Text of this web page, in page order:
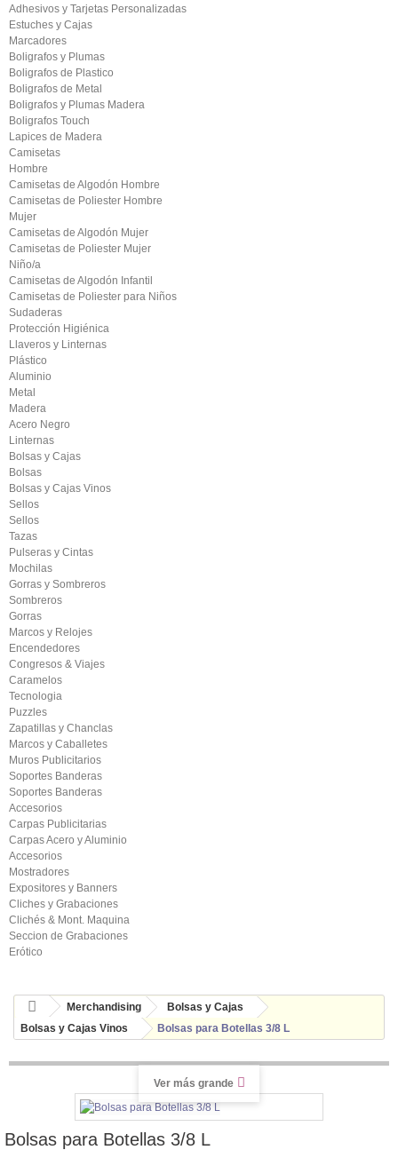
Adhesivos y Tarjetas Personalizadas
Estuches y Cajas
Marcadores
Boligrafos y Plumas
Boligrafos de Plastico
Boligrafos de Metal
Boligrafos y Plumas Madera
Boligrafos Touch
Lapices de Madera
Camisetas
Hombre
Camisetas de Algodón Hombre
Camisetas de Poliester Hombre
Mujer
Camisetas de Algodón Mujer
Camisetas de Poliester Mujer
Niño/a
Camisetas de Algodón Infantil
Camisetas de Poliester para Niños
Sudaderas
Protección Higiénica
Llaveros y Linternas
Plástico
Aluminio
Metal
Madera
Acero Negro
Linternas
Bolsas y Cajas
Bolsas
Bolsas y Cajas Vinos
Sellos
Sellos
Tazas
Pulseras y Cintas
Mochilas
Gorras y Sombreros
Sombreros
Gorras
Marcos y Relojes
Encendedores
Congresos & Viajes
Caramelos
Tecnologia
Puzzles
Zapatillas y Chanclas
Marcos y Caballetes
Muros Publicitarios
Soportes Banderas
Soportes Banderas
Accesorios
Carpas Publicitarias
Carpas Acero y Aluminio
Accesorios
Mostradores
Expositores y Banners
Cliches y Grabaciones
Clichés & Mont. Maquina
Seccion de Grabaciones
Erótico
Merchandising
Bolsas y Cajas
Bolsas y Cajas Vinos
Bolsas para Botellas 3/8 L
Ver más grande
Bolsas para Botellas 3/8 L